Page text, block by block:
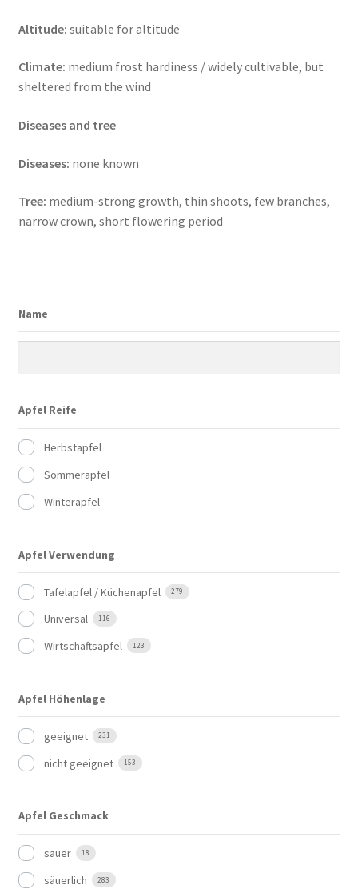
Altitude: suitable for altitude
Climate: medium frost hardiness / widely cultivable, but
sheltered from the wind
Diseases and tree
Diseases: none known
Tree: medium-strong growth, thin shoots, few branches,
narrow crown, short flowering period
Name
Apfel Reife
Herbstapfel
Sommerapfel
Winterapfel
Apfel Verwendung
Tafelapfel / Küchenapfel 279
Universal 116
Wirtschaftsapfel 123
Apfel Höhenlage
geeignet 231
nicht geeignet 153
Apfel Geschmack
sauer 18
säuerlich 283